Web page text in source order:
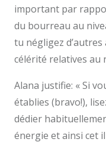
important par
du bourreau au
tu négligez
célérité relatives au
Alana justifie: « Si
établies (bravo!),
dédier
énergie et ainsi cet